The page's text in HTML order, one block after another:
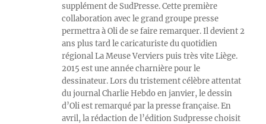
supplément de SudPresse. Cette première
collaboration avec le grand groupe presse
permettra à Oli de se faire remarquer. Il devient 2
ans plus tard le caricaturiste du quotidien
régional La Meuse Verviers puis très vite Liège.
2015 est une année charnière pour le
dessinateur. Lors du tristement célèbre attentat
du journal Charlie Hebdo en janvier, le dessin
d’Oli est remarqué par la presse française. En
avril, la rédaction de l’édition Sudpresse choisit